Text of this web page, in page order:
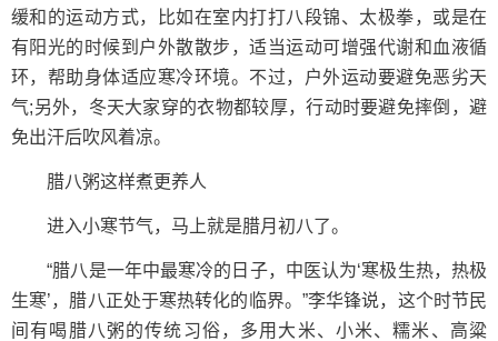
缓和的运动方式，比如在室内打打八段锦、太极拳，或是在
有阳光的时候到户外散散步，适当运动可增强代谢和血液循
环，帮助身体适应寒冷环境。不过，户外运动要避免恶劣天
气;另外，冬天大家穿的衣物都较厚，行动时要避免摔倒，避
免出汗后吹风着凉。
腊八粥这样煮更养人
进入小寒节气，马上就是腊月初八了。
“腊八是一年中最寒冷的日子，中医认为‘寒极生热，热极
生寒’，腊八正处于寒热转化的临界。”李华锋说，这个时节民
间有喝腊八粥的传统习俗，多用大米、小米、糯米、高粱